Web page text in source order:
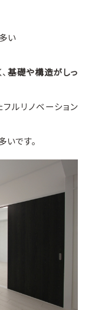
い
基礎や構造がしっ
ルリノベーション
です。